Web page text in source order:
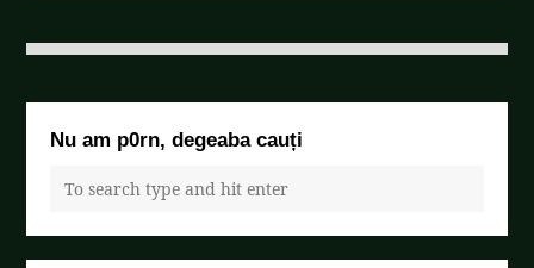
Nu am p0rn, degeaba cauți